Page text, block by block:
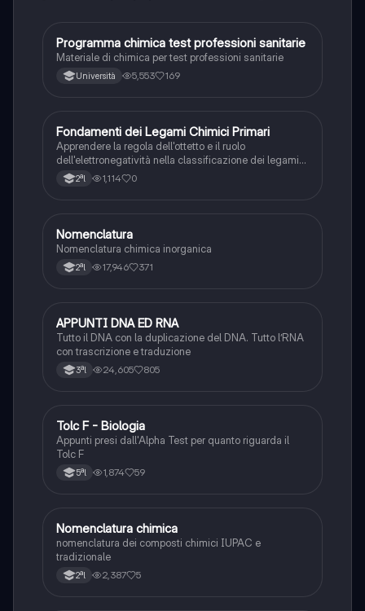
Chimica
Programma chimica test professioni sanitarie
Materiale di chimica per test professioni sanitarie
Università 5,553 169
FChimica
Fondamenti dei Legami Chimici Primari
Apprendere la regola dell'ottetto e il ruolo
dell'elettronegatività nella classificazione dei legami
chimici forti.
2ªl 1,114 0
Chimica
Nomenclatura
Nomenclatura chimica inorganica
2ªl 17,946 371
Scienze
APPUNTI DNA ED RNA
Tutto il DNA con la duplicazione del DNA. Tutto l’RNA
con trascrizione e traduzione
3ªl 24,605 805
Chimica
Tolc F - Biologia
Appunti presi dall'Alpha Test per quanto riguarda il
Tolc F
5ªl 1,874 59
NChimica
Nomenclatura chimica
nomenclatura dei composti chimici IUPAC e
tradizionale
2ªl 2,387 5